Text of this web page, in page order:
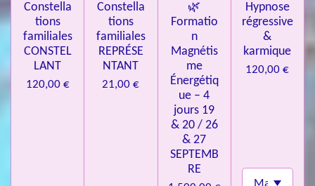
Constella
tions
familiales
CONSTEL
LANT
120,00 €
Constella
tions
familiales
REPRÉSE
NTANT
21,00 €
🌿
Formatio
n
Magnétis
me
Énergétiq
ue – 4
jours 19
& 20 / 26
& 27
SEPTEMB
RE
Hypnose
régressive
&
karmique
120,00 €